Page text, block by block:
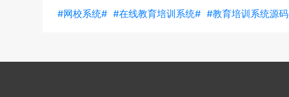
#网校系统# #在线教育培训系统# #教育培训系统源